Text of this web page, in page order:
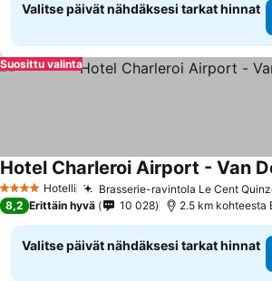
Valitse päivät nähdäksesi tarkat hinnat
Suosittu valinta
4 Tähtiluokitus
Hotelli Brasserie-ravintola Le Cent
Hotel Charleroi Airport - Van
8,2 Erittäin hyvä 10 028
Valitse päivät nähdäksesi tarkat hinnat